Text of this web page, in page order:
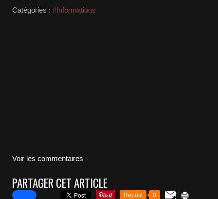
Catégories : #Informations
Voir les commentaires
PARTAGER CET ARTICLE
Repost 0